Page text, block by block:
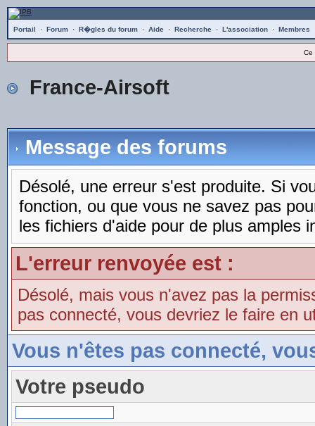
Portail · Forum · R�gles du forum · Aide · Recherche · L'association · Membres
Ce
France-Airsoft
Message des forums
Désolé, une erreur s'est produite. Si
fonction, ou que vous ne savez pas
les fichiers d'aide pour de plus amples
L'erreur renvoyée est :
Désolé, mais vous n'avez pas la
pas connecté, vous devriez le faire en
Vous n'êtes pas connecté,
Votre pseudo